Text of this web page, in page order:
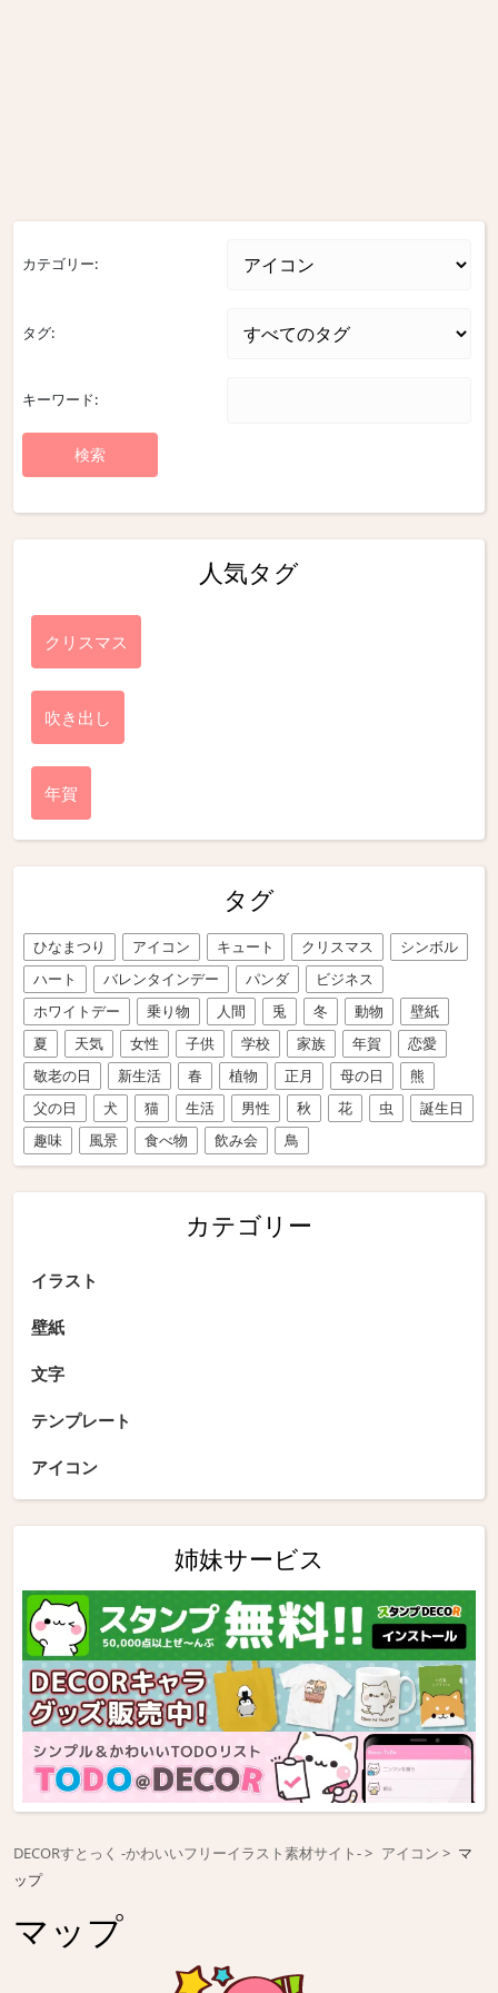
カテゴリー:
タグ:
キーワード:
人気タグ
クリスマス
吹き出し
年賀
タグ
ひなまつり アイコン キュート クリスマス
シンボル
ハート
バレンタインデー パンダ
ビジネス
ホワイトデー
乗り物 人間 兎 冬 動物
壁紙
夏
天気 女性 子供 学校 家族 年賀
恋愛
敬老の日
新生活 春 植物 正月 母の日
熊
父の日
犬 猫 生活 男性 秋 花 虫
誕生日
趣味
風景 食べ物 飲み会 鳥
カテゴリー
イラスト
壁紙
文字
テンプレート
アイコン
姉妹サービス
DECORすとっく -かわいいフリーイラスト素材サイト- アイコン
マ
ップ
マップ